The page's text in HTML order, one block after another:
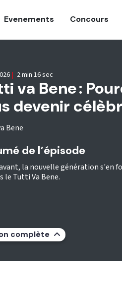
Evenements Concours
va Bene :
devenir
Bene
| 2 min 16 sec
de l’épisode
la nouvelle génération s'en
le Tutti Va Bene.
complète